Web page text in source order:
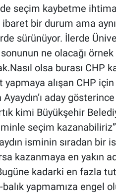
seçim kaybetme
bir durum ama
sürünüyor. İlerde
ne olacağı
olsa burası CHP
yapmaya alışan CHP
aday
kimi Büyükşehir
seçim
isminin sıradan bir
kazanmaya en yakın
kadarki en fazla
yapmamıza engel